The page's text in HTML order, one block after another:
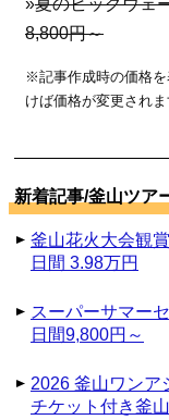
»夏のビッグウェ
8,800円～
※記事作成時の価格
けば価格が変更されま
新着記事/釜山ツア
釜山花火大会観
日間 3.98万円
スーパーサマー
日間9,800円～
2026 釜山ワンア
チケット付き釜